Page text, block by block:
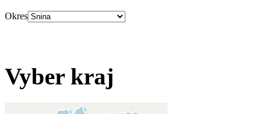
Okres
Vyber kraj